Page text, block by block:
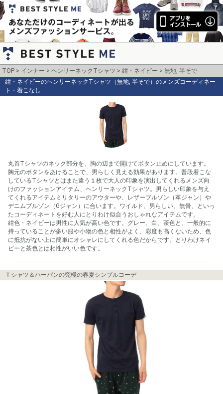
TOP インナー ヘンリーネックTシャツ 紺・ネイビー
無地, 半そで
紺・ネイビーのヘンリーネックTシャツ（無地, 半そで）のメンズコーディネー
ト・着こなし
丸首Tシャツのネック部分を、胸の辺まで開けてボタン止めにしています。
胸元のボタンをあけることで、男らしく見える効果があります。普段着こな
しているTシャツとはまた違う１枚で大人の印象を演出してくれるメンズ向
けのファッションアイテム、ヘンリーネックTシャツ。男らしい印象を与え
てくれるアイテムミリタリーのアウターや、レザーブルゾン（革ジャン）や
デニムブルゾン（Gジャン）に合います。ワイルド、男らしい、無骨、といっ
たコーディネートを好む人にとりわけ似合うおしゃれなアイテムです。
紺色・ネイビーは男性に人気が高い色です。グレー、白、茶色と、一般的に
持っていることが多い服や小物の色と相性がよく、彩度も高くないため、色
に抵抗がない上に簡単にオシャレにしてくれる色だからです。とりわけネイ
ビーと茶色とは相性がいい色です。
Ｔシャツ＆ハーパンの究極の春夏シンプルコーデ